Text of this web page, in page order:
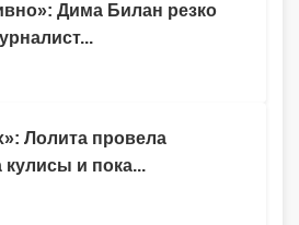
Дима Билан резко
Лолита провела
кулисы и пока...